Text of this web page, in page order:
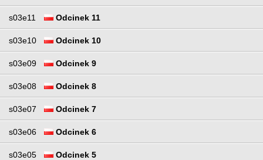
s03e11 Odcinek 11
s03e10 Odcinek 10
s03e09 Odcinek 9
s03e08 Odcinek 8
s03e07 Odcinek 7
s03e06 Odcinek 6
s03e05 Odcinek 5